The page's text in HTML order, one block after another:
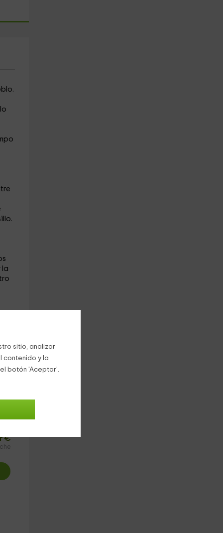
sitio, analizar
contenido y la
botón 'Aceptar'.
lo
la
€